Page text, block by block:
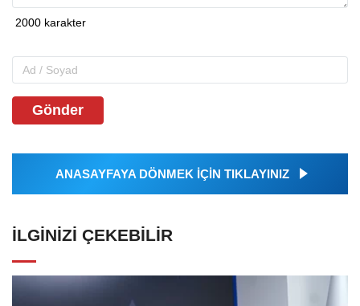
Gönder
ANASAYFAYA DÖNMEK İÇİN TIKLAYINIZ
İLGINIZI ÇEKEBILIR